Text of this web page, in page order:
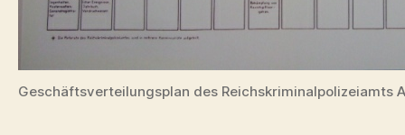
Geschäftsverteilungsplan des Reichskriminalpolizeiamts